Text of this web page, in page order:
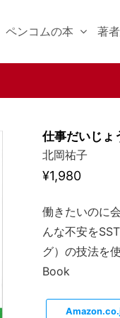
ペンコムの本 著
仕事だいじょ
北岡祐子
¥1,980
働きたいのに
んな不安を
グ）の技法を
Book